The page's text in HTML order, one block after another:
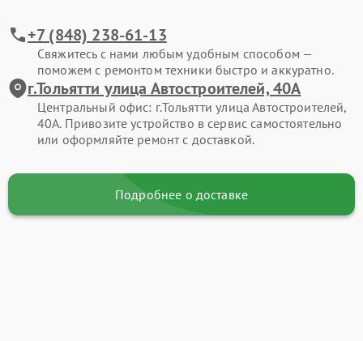
+7 (848) 238-61-13
Свяжитесь с нами любым удобным способом —
поможем с ремонтом техники быстро и аккуратно.
г.Тольятти улица Автостроителей, 40А
Центральный офис: г.Тольятти улица Автостроителей,
40А. Привозите устройство в сервис самостоятельно
или оформляйте ремонт с доставкой.
Подробнее о доставке